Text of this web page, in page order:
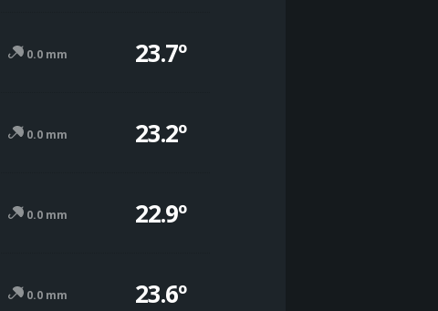
0.0 mm 23.7º
0.0 mm 23.2º
0.0 mm 22.9º
0.0 mm 23.6º